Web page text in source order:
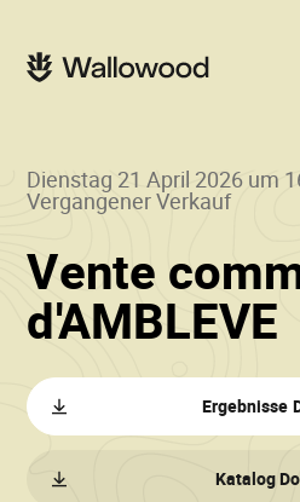
springen
springen
Vente
d'AMBLEVE()•
Dienstag 21 April 2026 um
Vergangener Verkauf
Ergebnisse
Katalog